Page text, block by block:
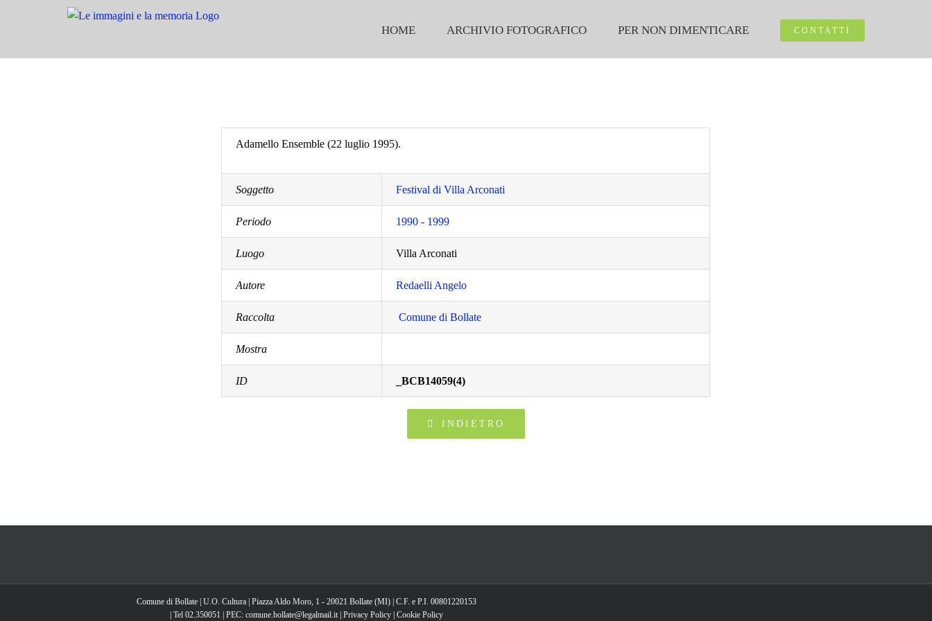
HOME ARCHIVIO FOTOGRAFICO PER NON DIMENTICARE CONTATTI
Adamello Ensemble (22 luglio 1995).
Soggetto Festival di Villa Arconati
Periodo 1990 - 1999
Luogo Villa Arconati
Autore Redaelli Angelo
Raccolta Comune di Bollate
Mostra
ID _BCB14059(4)
INDIETRO
Comune di Bollate | U.O. Cultura | Piazza Aldo Moro, 1 - 20021 Bollate (MI) | C.F. e P.I. 00801220153
| Tel 02.350051 | PEC: comune.bollate@legalmail.it | Privacy Policy Cookie Policy